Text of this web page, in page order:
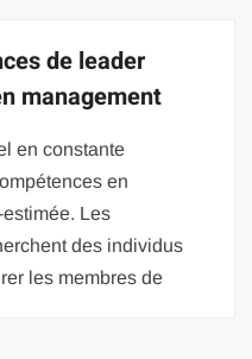
de leader
management
en constante
en
Les
des individus
les membres de